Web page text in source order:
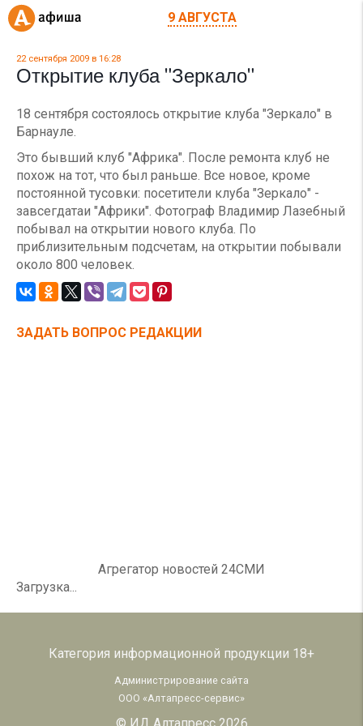
9 АВГУСТА
22 сентября 2009 в 16:28
Открытие клуба "Зеркало"
18 сентября состоялось открытие клуба "Зеркало" в
Барнауле.
Это бывший клуб "Африка". После ремонта клуб не
похож на тот, что был раньше. Все новое, кроме
постоянной тусовки: посетители клуба "Зеркало" -
завсегдатаи "Африки". Фотограф Владимир Лазебный
побывал на открытии нового клуба. По
приблизительным подсчетам, на открытии побывали
около 800 человек.
ЗАДАТЬ ВОПРОС РЕДАКЦИИ
Агрегатор новостей 24СМИ
Загрузка...
Категория информационной продукции 18+
Администрирование сайта
ООО «Алтапресс-сервис»